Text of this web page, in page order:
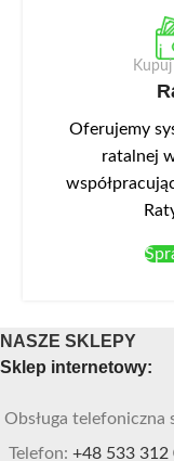
front akrylowy.
zlewozmywak
Oferujemy
ratalnej
NASZE SKLEPY
Sklep internetowy:
Obsługa telefoniczna
Telefon: +48 533 312